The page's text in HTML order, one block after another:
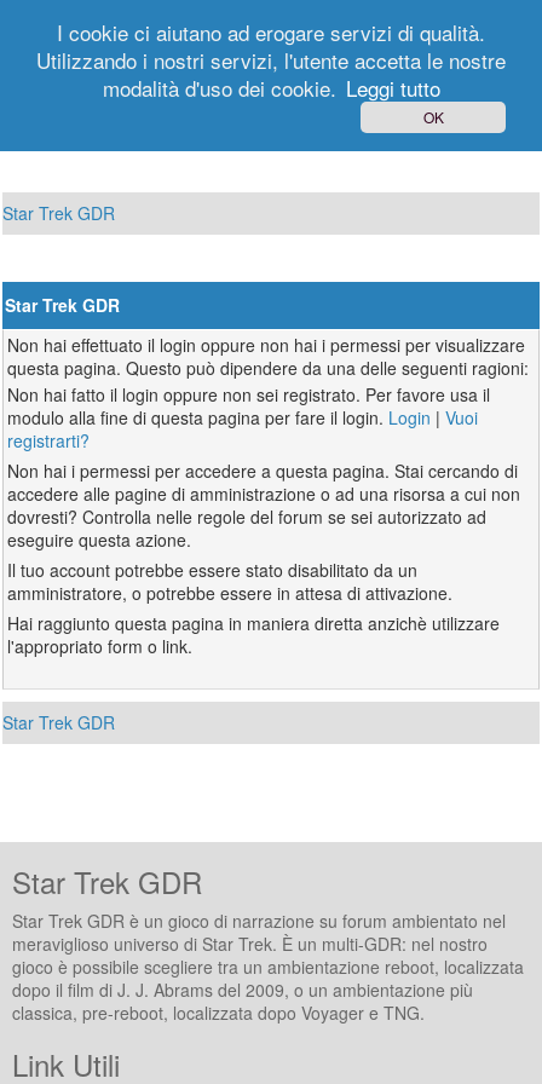
Registrati
Star Trek GDR
Star Trek GDR
Non hai effettuato il login oppure non hai i permessi per visualizzare
questa pagina. Questo può dipendere da una delle seguenti ragioni:
Non hai fatto il login oppure non sei registrato. Per favore usa il
modulo alla fine di questa pagina per fare il login. Login |Vuoi
registrarti?
Non hai i permessi per accedere a questa pagina. Stai cercando di
accedere alle pagine di amministrazione o ad una risorsa a cui non
dovresti? Controlla nelle regole del forum se sei autorizzato ad
eseguire questa azione.
Il tuo account potrebbe essere stato disabilitato da un
amministratore, o potrebbe essere in attesa di attivazione.
Hai raggiunto questa pagina in maniera diretta anzichè utilizzare
l'appropriato form o link.
Star Trek GDR
Star Trek GDR
Star Trek GDR è un gioco di narrazione su forum ambientato nel
meraviglioso universo di Star Trek. È un multi-GDR: nel nostro
gioco è possibile scegliere tra un ambientazione reboot, localizzata
dopo il film di J. J. Abrams del 2009, o un ambientazione più
classica, pre-reboot, localizzata dopo Voyager e TNG.
Link Utili
I cookie ci aiutano ad erogare servizi di qualità.
Utilizzando i nostri servizi, l'utente accetta le nostre
modalità d'uso dei cookie. Leggi tutto
OK